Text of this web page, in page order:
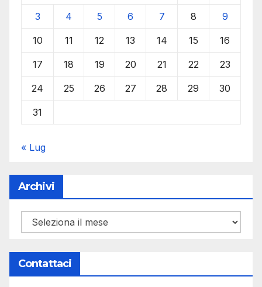
3 4 5 6 7 8 9
10 11 12 13 14 15 16
17 18 19 20 21 22 23
24 25 26 27 28 29 30
31
« Lug
Archivi
Archivi
Contattaci